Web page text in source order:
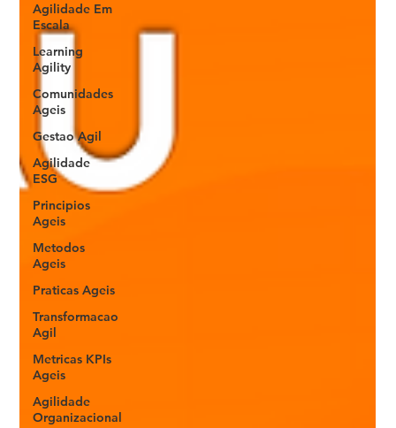
Agilidade Em
Escala
Learning
Agility
Comunidades
Ageis
Gestao Agil
Agilidade
ESG
Principios
Ageis
Metodos
Ageis
Praticas Ageis
Transformacao
Agil
Metricas KPIs
Ageis
Agilidade
Organizacional